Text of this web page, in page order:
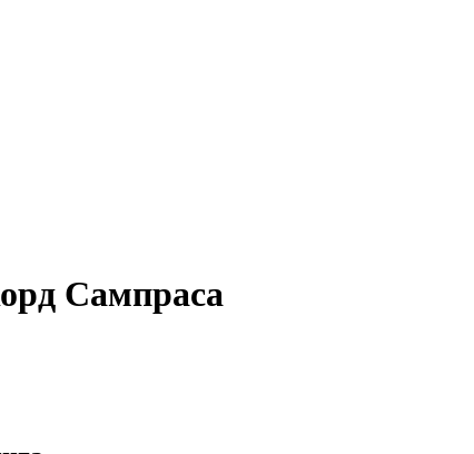
Сампраса